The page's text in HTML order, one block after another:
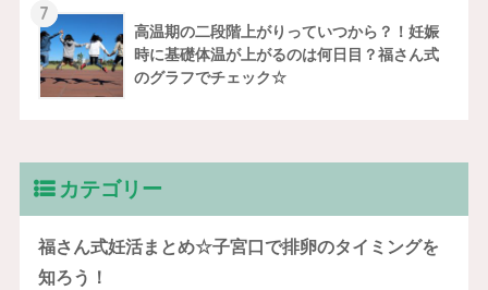
7
高温期の二段階上がりっていつから？！妊娠
時に基礎体温が上がるのは何日目？福さん式
のグラフでチェック☆
カテゴリー
福さん式妊活まとめ☆子宮口で排卵のタイミングを
知ろう！